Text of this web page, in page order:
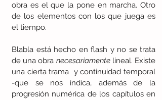
obra es el que la pone en marcha. Otro
de los elementos con los que juega es
el tiempo.
Blabla está hecho en flash y no se trata
de una obra necesariamente lineal. Existe
una cierta trama  y continuidad temporal
-que se nos indica, además de la
progresión numérica de los capítulos en